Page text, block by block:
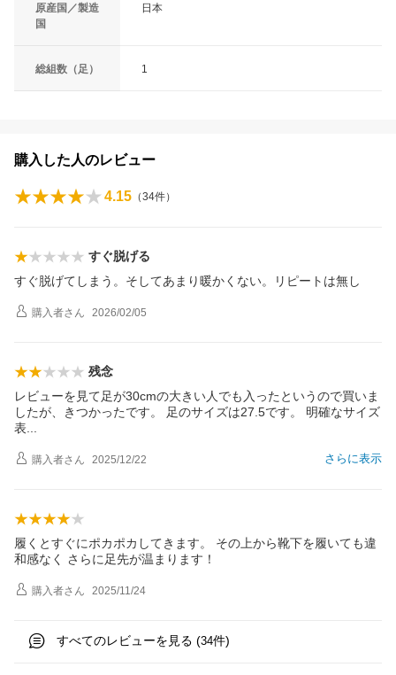
原産国／製造
国
日本
総組数（足） 1
購入した人のレビュー
4.15 （34件）
すぐ脱げる
すぐ脱げてしまう。そしてあまり暖かくない。リピートは無し
購入者さん 2026/02/05
残念
レビューを見て足が30cmの大きい人でも入ったというので買いま
したが、きつかったです。 足のサイズは27.5です。 明確なサイズ
表
さらに表示
購入者さん 2025/12/22
履くとすぐにポカポカしてきます。 その上から靴下を履いても違
和感なく さらに足先が温まります！
購入者さん 2025/11/24
すべてのレビューを見る (34件)